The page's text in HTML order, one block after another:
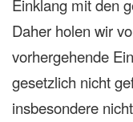
Einklang mit den
Daher holen wir
vorhergehende
gesetzlich nicht
insbesondere